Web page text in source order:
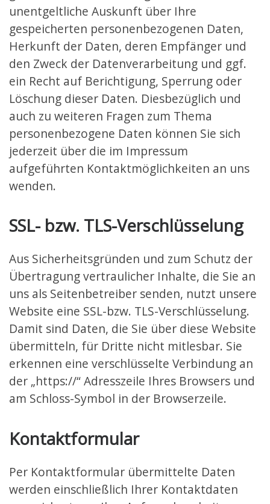
unentgeltliche Auskunft über Ihre
gespeicherten personenbezogenen Daten,
Herkunft der Daten, deren Empfänger und
den Zweck der Datenverarbeitung und ggf.
ein Recht auf Berichtigung, Sperrung oder
Löschung dieser Daten. Diesbezüglich und
auch zu weiteren Fragen zum Thema
personenbezogene Daten können Sie sich
jederzeit über die im Impressum
aufgeführten Kontaktmöglichkeiten an uns
wenden.
SSL- bzw. TLS-Verschlüsselung
Aus Sicherheitsgründen und zum Schutz der
Übertragung vertraulicher Inhalte, die Sie an
uns als Seitenbetreiber senden, nutzt unsere
Website eine SSL-bzw. TLS-Verschlüsselung.
Damit sind Daten, die Sie über diese Website
übermitteln, für Dritte nicht mitlesbar. Sie
erkennen eine verschlüsselte Verbindung an
der „https://“ Adresszeile Ihres Browsers und
am Schloss-Symbol in der Browserzeile.
Kontaktformular
Per Kontaktformular übermittelte Daten
werden einschließlich Ihrer Kontaktdaten